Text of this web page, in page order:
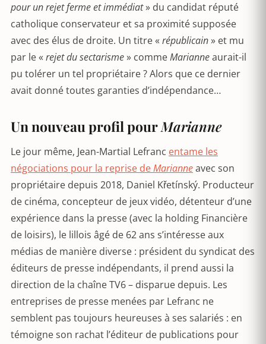
pour un rejet ferme et immédiat» du candidat réputé
catholique conservateur et sa proximité supposée
avec des élus de droite. Un titre « républicain» et mu
par le « rejet du sectarisme» commeMarianneaurait-il
pu tolérer un tel propriétaire ? Alors que ce dernier
avait donné toutes garanties d’indépendance…
Un nouveau profil pourMarianne
Le jour même, Jean-Martial Lefranc entame les
négociations pour la reprise deMarianneavec son
propriétaire depuis 2018, Daniel Křetínský. Producteur
de cinéma, concepteur de jeux vidéo, détenteur d’une
expérience dans la presse (avec la holding Financière
de loisirs), le lillois âgé de 62 ans s’intéresse aux
médias de manière diverse : président du syndicat des
éditeurs de presse indépendants, il prend aussi la
direction de la chaîne TV6 – disparue depuis. Les
entreprises de presse menées par Lefranc ne
semblent pas toujours heureuses à ses salariés : en
témoigne son rachat l’éditeur de publications pour